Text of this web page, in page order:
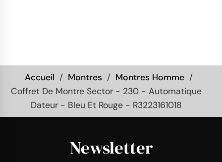
Accueil Montres
Montres Homme
Coffret De Montre Sector - 230 - Automatique
Dateur - Bleu Et Rouge - R3223161018
Newsletter